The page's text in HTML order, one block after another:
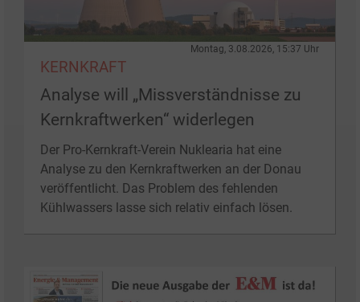
Montag, 3.08.2026, 15:37 Uhr
KERNKRAFT
Analyse will „Missverständnisse zu
Kernkraftwerken“ widerlegen
Der Pro-Kernkraft-Verein Nuklearia hat eine
Analyse zu den Kernkraftwerken an der Donau
veröffentlicht. Das Problem des fehlenden
Kühlwassers lasse sich relativ einfach lösen.